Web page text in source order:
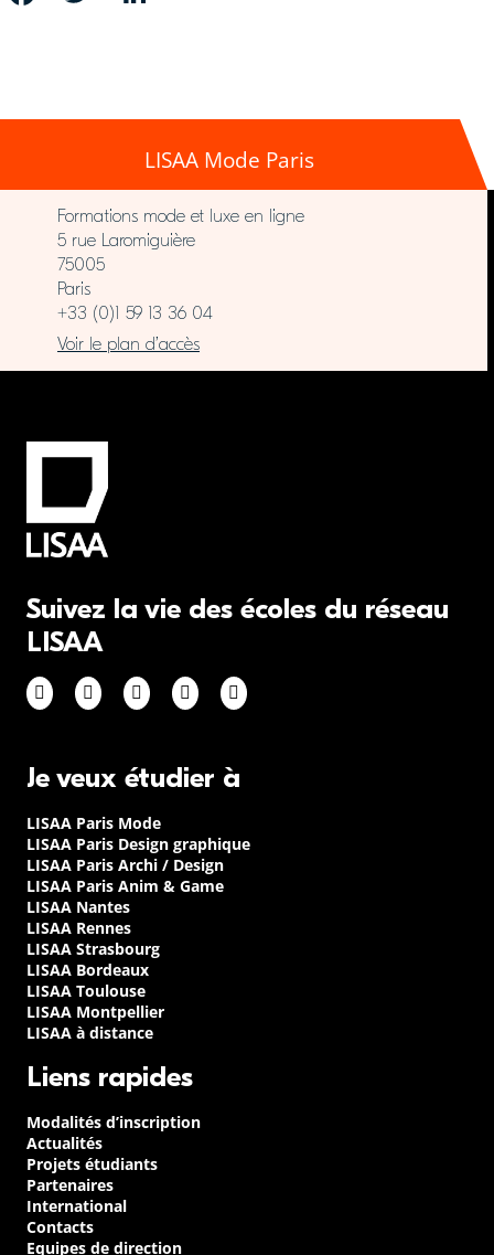
LISAA Mode Paris
Formations mode et luxe en ligne
5 rue Laromiguière
75005
Paris
+33 (0)1 59 13 36 04
Voir le plan d’accès
Suivez la vie des écoles du réseau
LISAA
Je veux étudier à
LISAA Paris Mode
LISAA Paris Design graphique
LISAA Paris Archi / Design
LISAA Paris Anim & Game
LISAA Nantes
LISAA Rennes
LISAA Strasbourg
LISAA Bordeaux
LISAA Toulouse
LISAA Montpellier
LISAA à distance
Liens rapides
Modalités d’inscription
Actualités
Projets étudiants
Partenaires
International
Contacts
Equipes de direction